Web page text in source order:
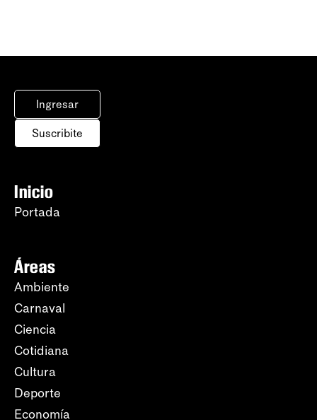
Ingresar
Suscribite
Inicio
Portada
Áreas
Ambiente
Carnaval
Ciencia
Cotidiana
Cultura
Deporte
Economía